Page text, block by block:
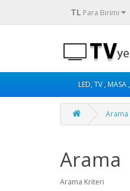
TL Para Birimi
LED, TV , MASA
Arama
Arama
Arama Kriteri